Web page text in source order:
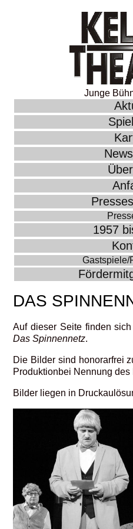
Junge
1957
Gastspiele/
DAS
Auf dieser Seite finden
Das Spinnennetz.
Die Bilder sind honorarfrei
Produktionbei Nennung
Bilder liegen in